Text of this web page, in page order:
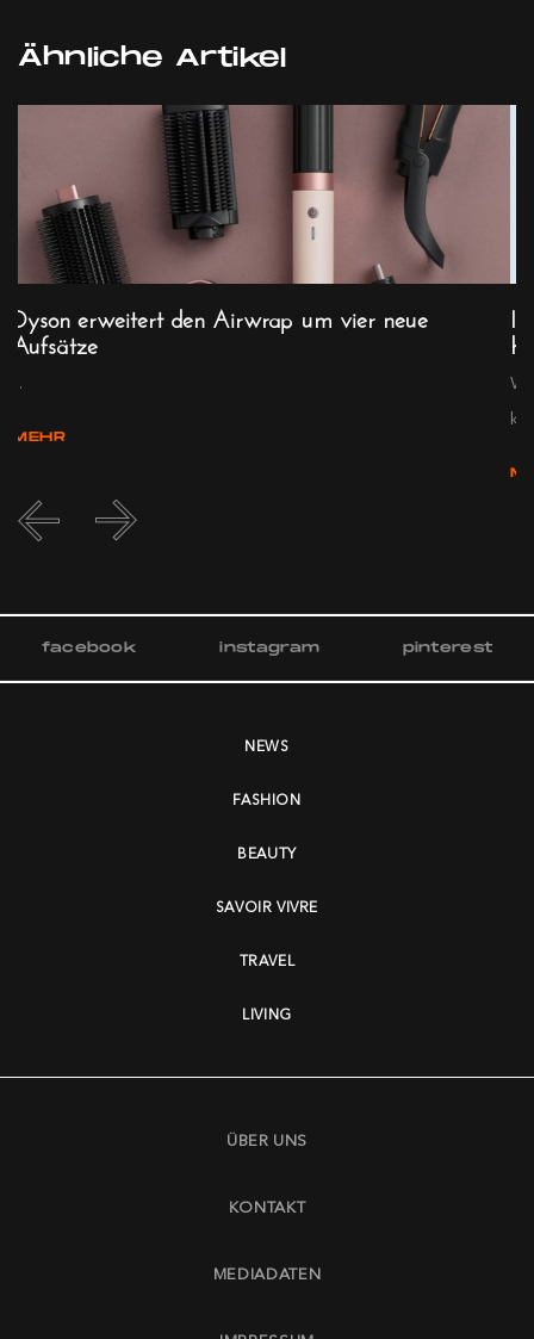
Ähnliche Artikel
Dyson erweitert den Airwrap um vier neue
Aufsätze
...
MEHR
facebook instagram pinterest
NEWS
FASHION
BEAUTY
SAVOIR VIVRE
TRAVEL
LIVING
ÜBER UNS
KONTAKT
MEDIADATEN